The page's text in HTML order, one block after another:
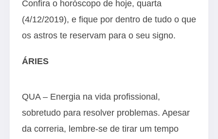
Confira o horóscopo de hoje, quarta
(4/12/2019), e fique por dentro de tudo o que
os astros te reservam para o seu signo.
ÁRIES
QUA – Energia na vida profissional,
sobretudo para resolver problemas. Apesar
da correria, lembre-se de tirar um tempo